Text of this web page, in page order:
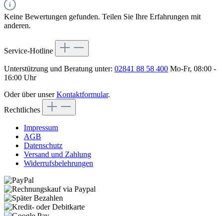
Keine Bewertungen gefunden. Teilen Sie Ihre Erfahrungen mit
anderen.
Service-Hotline
Unterstützung und Beratung unter: 02841 88 58 400 Mo-Fr, 08:00 -
16:00 Uhr
Oder über unserKontaktformular.
Rechtliches
Impressum
AGB
Datenschutz
Versand und Zahlung
Widerrufsbelehrungen